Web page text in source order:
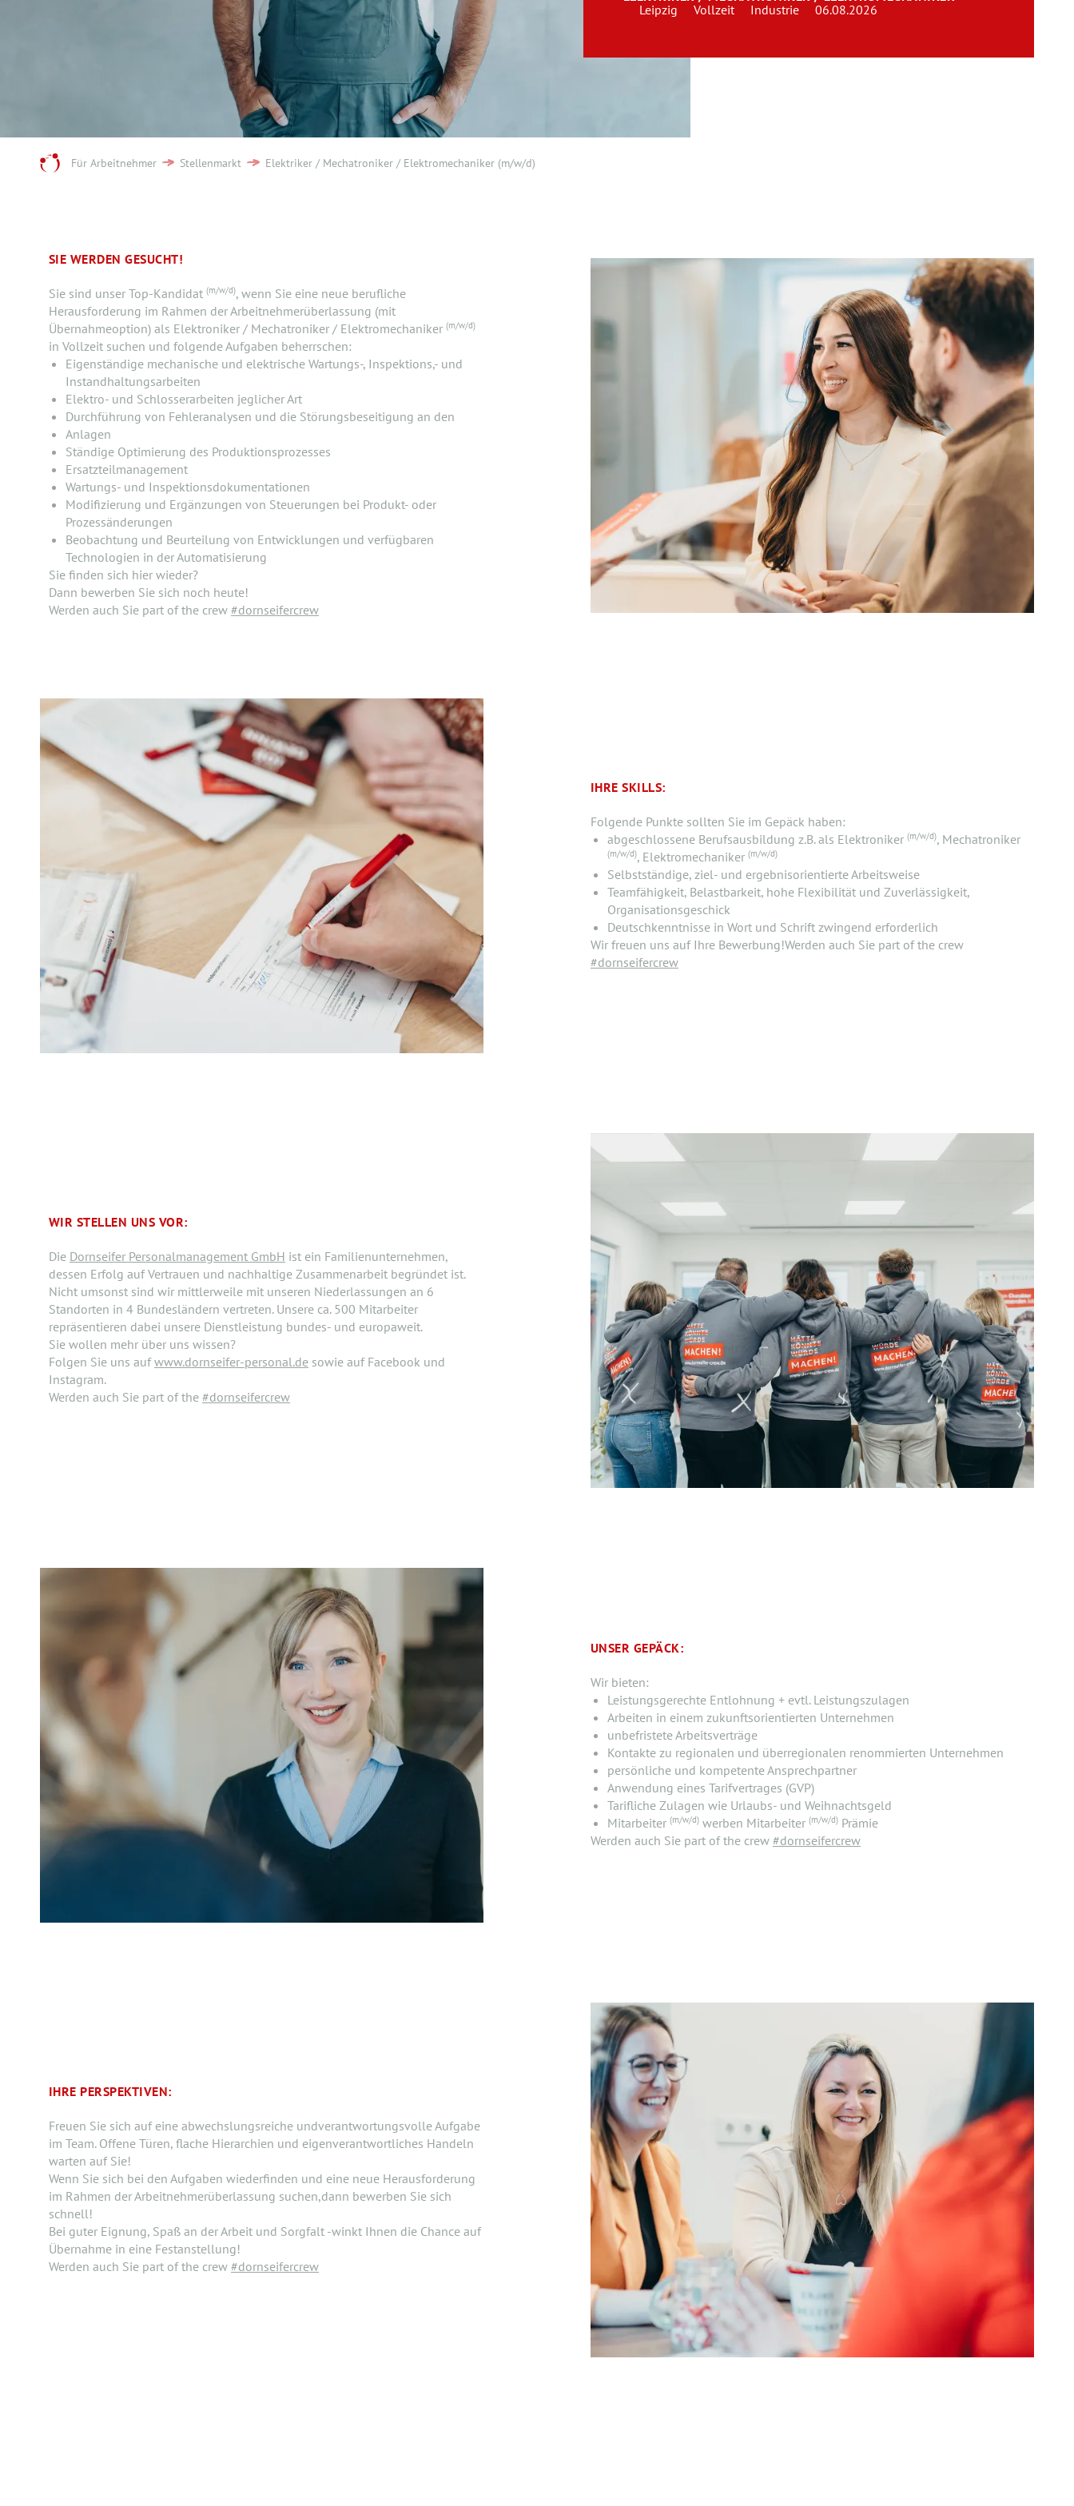
Leipzig Vollzeit Industrie 06.08.2026
Für Arbeitnehmer Stellenmarkt Elektriker / Mechatroniker / Elektromechaniker (m/w/d)
SIE WERDEN GESUCHT!
Sie sind unser Top-Kandidat (m/w/d), wenn Sie eine neue berufliche
Herausforderung im Rahmen der Arbeitnehmerüberlassung (mit
Übernahmeoption) als Elektroniker / Mechatroniker / Elektromechaniker (m/w/d)
in Vollzeit suchen und folgende Aufgaben beherrschen:
Eigenständige mechanische und elektrische Wartungs-, Inspektions,- und
Instandhaltungsarbeiten
Elektro- und Schlosserarbeiten jeglicher Art
Durchführung von Fehleranalysen und die Störungsbeseitigung an den
Anlagen
Ständige Optimierung des Produktionsprozesses
Ersatzteilmanagement
Wartungs- und Inspektionsdokumentationen
Modifizierung und Ergänzungen von Steuerungen bei Produkt- oder
Prozessänderungen
Beobachtung und Beurteilung von Entwicklungen und verfügbaren
Technologien in der Automatisierung
Sie finden sich hier wieder?
Dann bewerben Sie sich noch heute!
Werden auch Sie part of the crew #dornseifercrew
IHRE SKILLS:
Folgende Punkte sollten Sie im Gepäck haben:
abgeschlossene Berufsausbildung z.B. als Elektroniker (m/w/d), Mechatroniker
(m/w/d), Elektromechaniker (m/w/d)
Selbstständige, ziel- und ergebnisorientierte Arbeitsweise
Teamfähigkeit, Belastbarkeit, hohe Flexibilität und Zuverlässigkeit,
Organisationsgeschick
Deutschkenntnisse in Wort und Schrift zwingend erforderlich
Wir freuen uns auf Ihre Bewerbung!Werden auch Sie part of the crew
#dornseifercrew
WIR STELLEN UNS VOR:
Die Dornseifer Personalmanagement GmbH ist ein Familienunternehmen,
dessen Erfolg auf Vertrauen und nachhaltige Zusammenarbeit begründet ist.
Nicht umsonst sind wir mittlerweile mit unseren Niederlassungen an 6
Standorten in 4 Bundesländern vertreten. Unsere ca. 500 Mitarbeiter
repräsentieren dabei unsere Dienstleistung bundes- und europaweit.
Sie wollen mehr über uns wissen?
Folgen Sie uns aufwww.dornseifer-personal.de sowie auf Facebook und
Instagram.
Werden auch Sie part of the #dornseifercrew
UNSER GEPÄCK:
Wir bieten:
Leistungsgerechte Entlohnung + evtl. Leistungszulagen
Arbeiten in einem zukunftsorientierten Unternehmen
unbefristete Arbeitsverträge
Kontakte zu regionalen und überregionalen renommierten Unternehmen
persönliche und kompetente Ansprechpartner
Anwendung eines Tarifvertrages (GVP)
Tarifliche Zulagen wie Urlaubs- und Weihnachtsgeld
Mitarbeiter (m/w/d)werben Mitarbeiter (m/w/d)Prämie
Werden auch Sie part of the crew #dornseifercrew
IHRE PERSPEKTIVEN:
Freuen Sie sich auf eine abwechslungsreiche undverantwortungsvolle Aufgabe
im Team. Offene Türen, flache Hierarchien und eigenverantwortliches Handeln
warten auf Sie!
Wenn Sie sich bei den Aufgaben wiederfinden und eine neue Herausforderung
im Rahmen der Arbeitnehmerüberlassung suchen,dann bewerben Sie sich
schnell!
Bei guter Eignung, Spaß an der Arbeit und Sorgfalt -winkt Ihnen die Chance auf
Übernahme in eine Festanstellung!
Werden auch Sie part of the crew #dornseifercrew
Team
Kontakt